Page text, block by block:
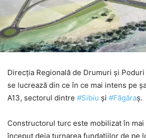
Direcția Regională de Drumuri și
se lucrează din ce în ce mai intens pe
A13, sectorul dintre #Sibiu și #Făgăraș.
Constructorul turc este mobilizat în
început deja turnarea fundațiilor de pe